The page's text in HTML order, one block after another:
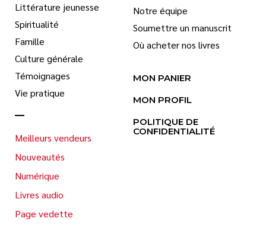
Littérature jeunesse
Spiritualité
Famille
Culture générale
Témoignages
Vie pratique
Meilleurs vendeurs
Nouveautés
Numérique
Livres audio
Page vedette
Notre équipe
Soumettre un manuscrit
Où acheter nos livres
MON PANIER
MON PROFIL
POLITIQUE DE
CONFIDENTIALITÉ